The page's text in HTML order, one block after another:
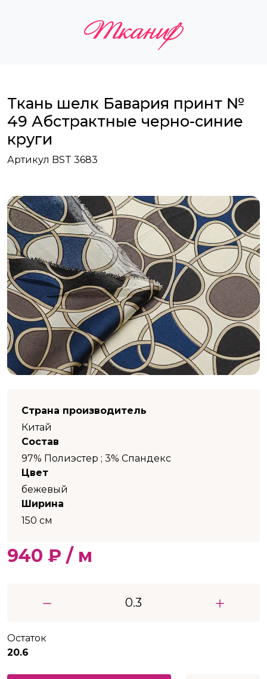
Ткань шелк Бавария принт №
49 Абстрактные черно-синие
круги
Артикул BST 3683
Страна производитель
Китай
Состав
97% Полиэстер ; 3% Спандекс
Цвет
бежевый
Ширина
150 см
940 ₽ / м
Остаток
20.6